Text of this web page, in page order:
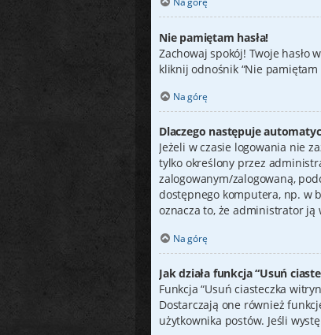
Nie pamiętam hasła!
Zachowaj spokój! Twoje hasło
kliknij odnośnik “Nie
Na górę
Dlaczego następuje
Jeżeli w czasie logowania nie
tylko określony przez
zalogowanym/zalogowaną,
dostępnego komputera, np. w
oznacza to, że administrator ją
Na górę
Jak działa funkcja “Usuń
Funkcja “Usuń ciasteczka
Dostarczają one również
użytkownika postów. Jeśli